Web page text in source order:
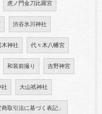
虎ノ門金刀比羅宮
渋谷氷川神社
木神社 代々木八幡宮
和装前撮り 吉野神宮
社 大山祇神社
商取引法に基づく表記」